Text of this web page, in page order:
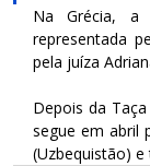
Na Grécia, a
representada
pela juíza
Depois da
segue em abril
(Uzbequistão)